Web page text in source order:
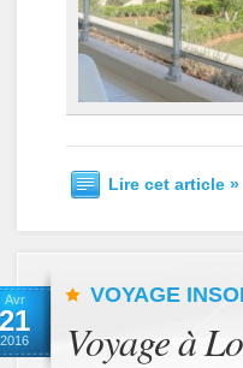
Lire cet article »
Avr
21
2016
VOYAGE
Voyage à